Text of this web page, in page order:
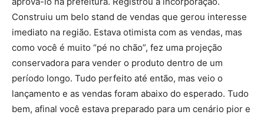
Construiu um belo stand de vendas que gerou interesse
imediato na região. Estava otimista com as vendas, mas
como você é muito “pé no chão”, fez uma projeção
conservadora para vender o produto dentro de um
período longo. Tudo perfeito até então, mas veio o
lançamento e as vendas foram abaixo do esperado. Tudo
bem, afinal você estava preparado para um cenário pior e